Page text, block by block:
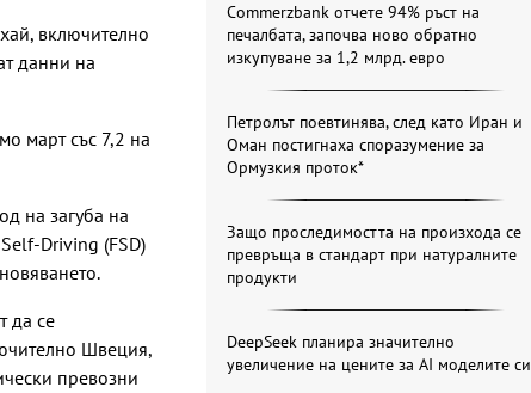
включително
данни на
март със 7,2 на
на загуба на
Driving (FSD)
да се
Швеция,
превозни
Commerzbank отчете 94% ръст на
печалбата, започва ново обратно
изкупуване за 1,2 млрд. евро
Петролът поевтинява, след като Иран и
Оман постигнаха споразумение за
Ормузкия проток*
Защо проследимостта на произхода се
превръща в стандарт при натуралните
продукти
DeepSeek планира значително
увеличение на цените за AI моделите си